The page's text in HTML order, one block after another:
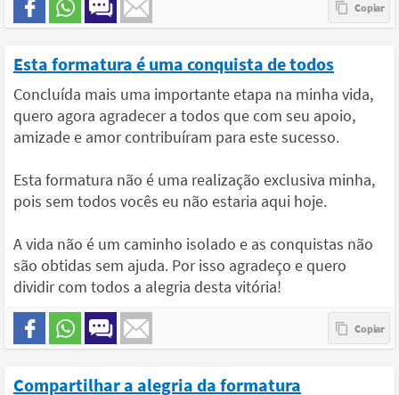
Esta formatura é uma conquista de todos
Concluída mais uma importante etapa na minha vida,
quero agora agradecer a todos que com seu apoio,
amizade e amor contribuíram para este sucesso.
Esta formatura não é uma realização exclusiva minha,
pois sem todos vocês eu não estaria aqui hoje.
A vida não é um caminho isolado e as conquistas não
são obtidas sem ajuda. Por isso agradeço e quero
dividir com todos a alegria desta vitória!
Compartilhar a alegria da formatura